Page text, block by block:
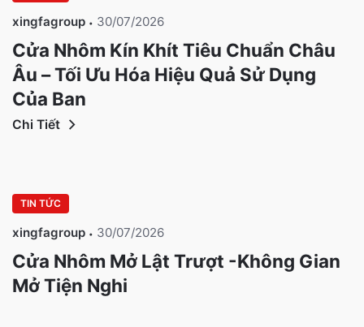
xingfagroup 30/07/2026
Cửa Nhôm Kín Khít Tiêu Chuẩn Châu
Âu – Tối Ưu Hóa Hiệu Quả Sử Dụng
Của Bạn
Chi Tiết
TIN TỨC
xingfagroup 30/07/2026
Cửa Nhôm Mở Lật Trượt -Không Gian
Mở Tiện Nghi